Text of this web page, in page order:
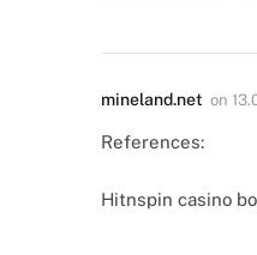
mineland.net on
References:
Hitnspin casino